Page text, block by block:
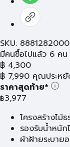
SKU:
มีคนซื้อไปแล้ว 6 คน
฿ 4,300
฿ 7,990 คุณประหยั
ราคาสุดท้าย*
฿3,977
โครงสร้างไม้
รองรับน้ำหนั
ผ้าฝ้ายระบาย